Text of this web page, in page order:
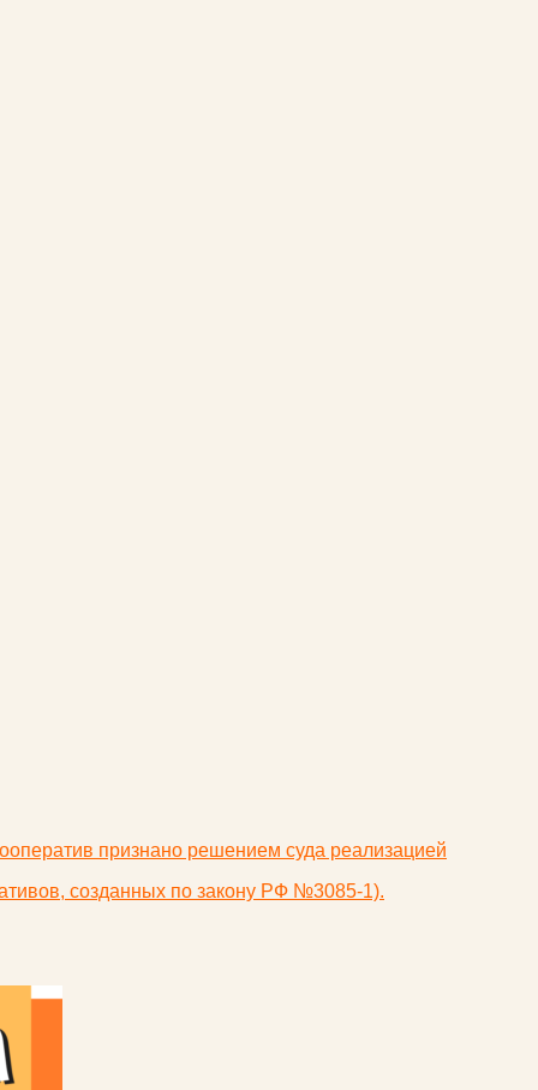
признано решением суда реализацией
созданных по закону РФ №3085-1).